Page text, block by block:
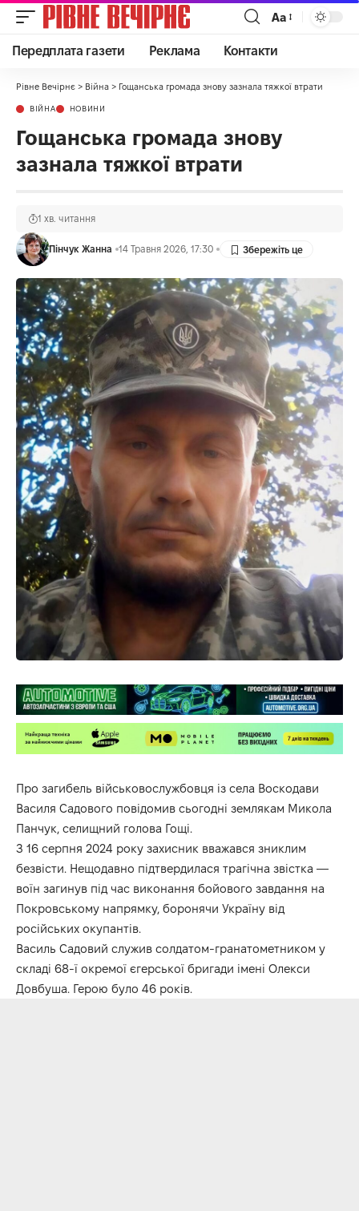
Аа
Передплата газети Реклама Контакти
Рівне Вечірнє > Війна > Гощанська громада знову зазнала тяжкої втрати
ВІЙНА НОВИНИ
Гощанська громада знову
зазнала тяжкої втрати
Пінчук Жанна 14 Травня 2026, 17:30
1 хв. читання
Про загибель військовослужбовця із села Воскодави
Василя Садового повідомив сьогодні землякам Микола
Панчук, селищний голова Гощі.
З 16 серпня 2024 року захисник вважався зниклим
безвісти. Нещодавно підтвердилася трагічна звістка —
воїн загинув під час виконання бойового завдання на
Покровському напрямку, боронячи Україну від
російських окупантів.
Василь Садовий служив солдатом-гранатометником у
складі 68-ї окремої єгерської бригади імені Олекси
Довбуша. Герою було 46 років.